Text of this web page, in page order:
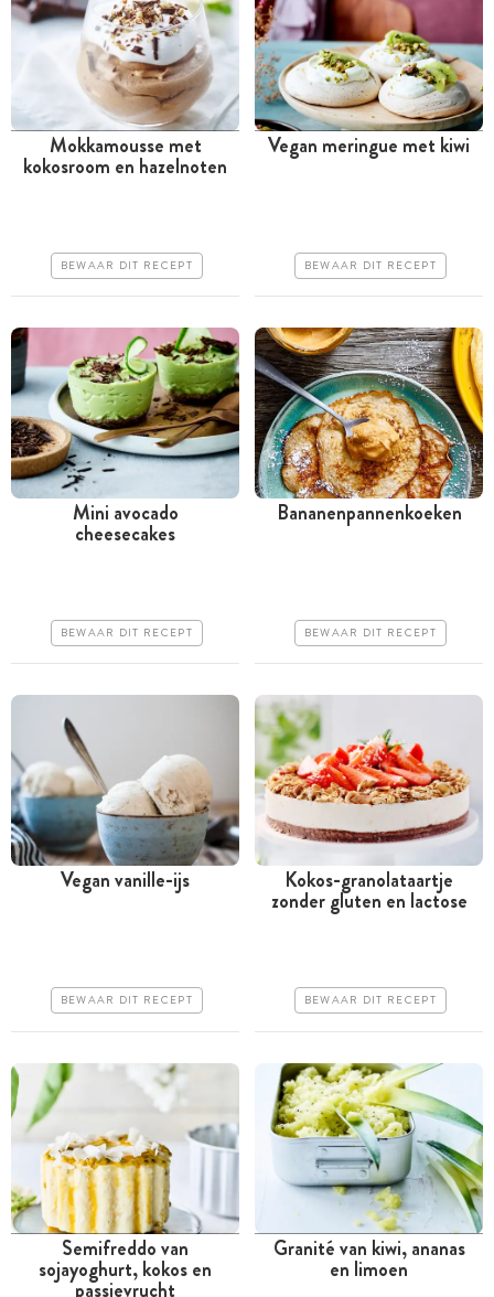
Meer dan 1 uur
Erg makkelijk
Mokkamousse met
kokosroom en hazelnoten
BEWAAR DIT RECEPT Erg makkelijk
Vegan meringue met kiwi
BEWAAR DIT RECEPT
Minder dan 30 minuten
Erg makkelijk
Mini avocado
cheesecakes
BEWAAR DIT RECEPT Erg makkelijk
Bananenpannenkoeken
BEWAAR DIT RECEPT
Erg makkelijk
Vegan vanille-ijs
BEWAAR DIT RECEPT
Tussen 30 minuten en 1
Kokos-granolataartje
zonder gluten en lactose
BEWAAR DIT RECEPT
Meer dan 1 uur
Semifreddo van
sojayoghurt, kokos en
passievrucht
Meer dan 1 uur
Granité van kiwi, ananas
en limoen